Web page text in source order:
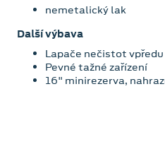
nemetalický lak
Další výbava
Lapače nečistot vpředu
Pevné tažné zařízení
16" minirezerva,